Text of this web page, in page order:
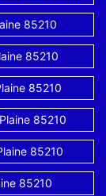
85210
85210
85210
85210
85210
85210